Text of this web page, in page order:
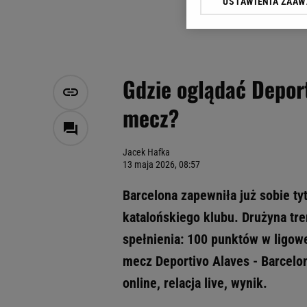
Gdzie oglądać
mecz?
Jacek Hafka
13 maja 2026, 08:57
Barcelona zapewniła już sobie
katalońskiego klubu. Drużyna
spełnienia: 100 punktów w
mecz Deportivo Alaves -
online, relacja live, wynik.
Klikając „Akceptuję”
Zaufanych Partnerów i
My, nasi Zaufani
Użycie dokładnych